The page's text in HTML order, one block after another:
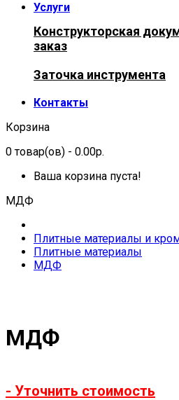
Услуги
Конструкторская
заказ
Заточка инструмента
Контакты
Корзина
0товар(ов) - 0.00р.
Ваша корзина пуста!
МДФ
Плитные материалы и
Плитные материалы
МДФ
МДФ
- Уточнить стоимость